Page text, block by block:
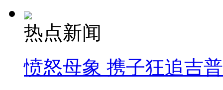
热点新闻
愤怒母象 携子狂追吉